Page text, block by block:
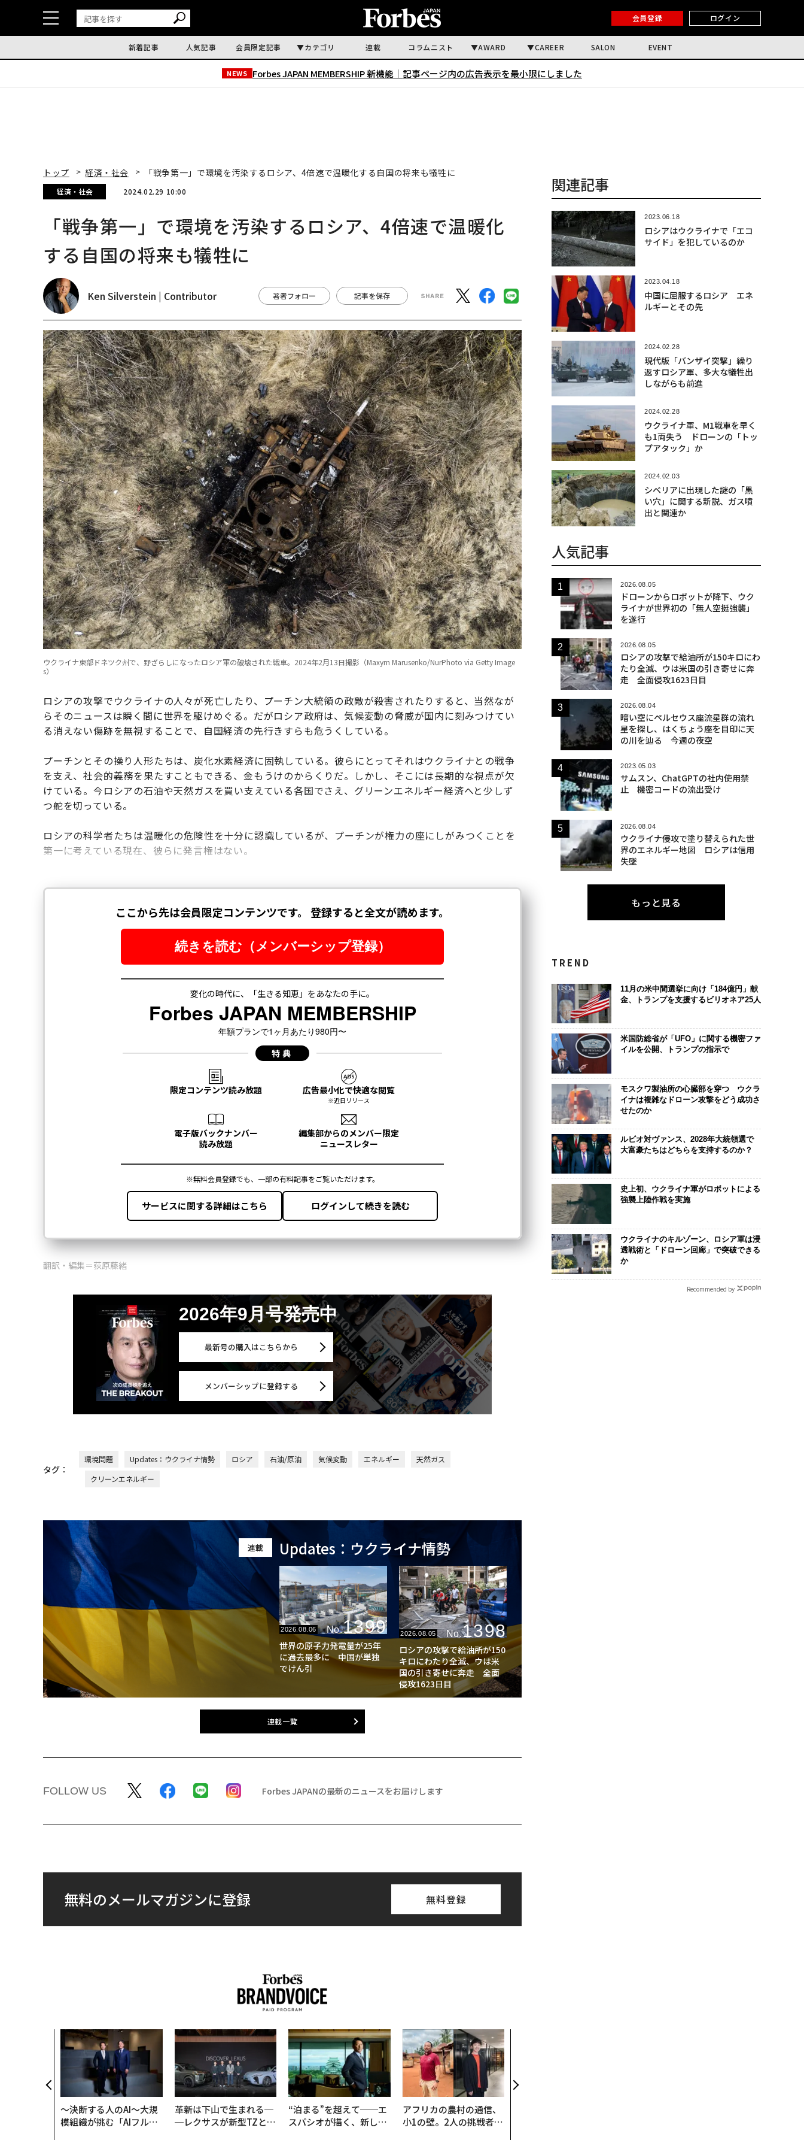
会員登録 ログイン
新着記事 人気記事 会員限定記事 カテゴリ 連載 コラムニスト AWARD CAREER SALON EVENT
NEWS Forbes JAPAN MEMBERSHIP 新機能｜ 記事ページ内の広告表示を最小限にしました
トップ 経済・社会 「戦争第一」で環境を汚染するロシア、4倍速で温暖化する自国の将来も犠牲に
経済・社会 2024.02.29 10:00
「戦争第一」で環境を汚染するロシア、4倍速で温暖化
する自国の将来も犠牲に
Ken Silverstein | Contributor 著者フォロー 記事を保存
ウクライナ東部ドネツク州で、野ざらしになったロシア軍の破壊された戦車。2024年2月13日撮影（Maxym Marusenko/NurPhoto via Getty Image
s）
ロシアの攻撃でウクライナの人々が死亡したり、プーチン大統領の政敵が殺害されたりすると、当然なが
らそのニュースは瞬く間に世界を駆けめぐる。だがロシア政府は、気候変動の脅威が国内に刻みつけてい
る消えない傷跡を無視することで、自国経済の先行きすらも危うくしている。
プーチンとその操り人形たちは、炭化水素経済に固執している。彼らにとってそれはウクライナとの戦争
を支え、社会的義務を果たすこともできる、金もうけのからくりだ。しかし、そこには長期的な視点が欠
けている。今ロシアの石油や天然ガスを買い支えている各国でさえ、グリーンエネルギー経済へと少しず
つ舵を切っている。
ロシアの科学者たちは温暖化の危険性を十分に認識しているが、プーチンが権力の座にしがみつくことを
第一に考えている現在、彼らに発言権はない。
翻訳・編集＝荻原藤緒
2026年9月号発売中
最新号の購入はこちらから
メンバーシップに登録する
タグ：
環境問題 Updates：ウクライナ情勢 ロシア 石油/原油 気候変動 エネルギー
天然ガス
クリーンエネルギー
連載 Updates：ウクライナ情勢
2026.08.06 No.1399
世界の原子力発電量が25年
に過去最多に 中国が単独
でけん引
2026.08.05 No.1398
ロシアの攻撃で給油所が150
キロにわたり全滅、ウは米
国の引き寄せに奔走 全面
侵攻1623日目
連載一覧
FOLLOW US Forbes JAPANの最新のニュースをお届けします
無料のメールマガジンに登録 無料登録
〜決断する人のAI〜大規
模組織が挑む「AIフル実
革新は下山で生まれる─
─レクサスが新型TZとE
“泊まる”を超えて──エ
スパシオが描く、新しい
アフリカの農村の通信、
小1の壁。2人の挑戦者が
年の答え
関連記事
2023.06.18
ロシアはウクライナで「エコ
サイド」を犯しているのか
2023.04.18
中国に屈服するロシア エネ
ルギーとその先
2024.02.28
現代版「バンザイ突撃」繰り
返すロシア軍、多大な犠牲出
しながらも前進
2024.02.28
ウクライナ軍、M1戦車を早く
も1両失う ドローンの「トッ
プアタック」か
2024.02.03
シベリアに出現した謎の「黒
い穴」に関する新説、ガス噴
出と関連か
人気記事
2026.08.05
ドローンからロボットが降下、ウク
ライナが世界初の「無人空挺強襲」
を遂行
2026.08.05
ロシアの攻撃で給油所が150キロにわ
たり全滅、ウは米国の引き寄せに奔
走 全面侵攻1623日目
2026.08.04
暗い空にペルセウス座流星群の流れ
星を探し、はくちょう座を目印に天
の川を辿る 今週の夜空
2023.05.03
サムスン、ChatGPTの社内使用禁
止 機密コードの流出受け
2026.08.04
ウクライナ侵攻で塗り替えられた世
界のエネルギー地図 ロシアは信用
失墜
もっと見る
TREND
11月の米中間選挙に向け「184億円」献
金、トランプを支援するビリオネア25人
米国防総省が「UFO」に関する機密ファ
イルを公開、トランプの指示で
モスクワ製油所の心臓部を穿つ ウクラ
イナは複雑なドローン攻撃をどう成功さ
せたのか
ルビオ対ヴァンス、2028年大統領選で
大富豪たちはどちらを支持するのか？
史上初、ウクライナ軍がロボットによる
強襲上陸作戦を実施
ウクライナのキルゾーン、ロシア軍は浸
透戦術と「ドローン回廊」で突破できる
か
Recommended by